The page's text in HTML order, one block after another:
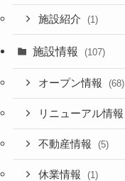
施設紹介 (1)
施設情報 (107)
オープン情報 (68)
リニューアル情報
不動産情報 (5)
休業情報 (1)